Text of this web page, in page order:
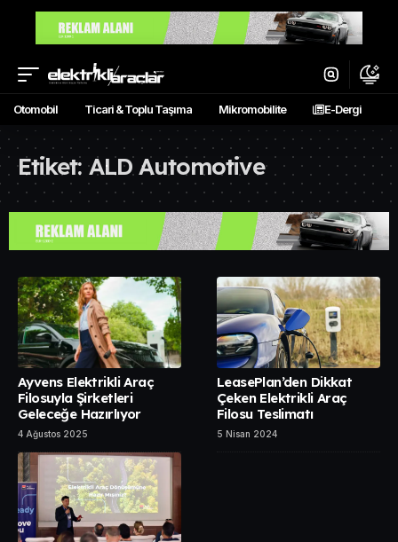
Otomobil Ticari & Toplu Taşıma Mikromobilite E-Dergi
Etiket:ALD Automotive
Ayvens Elektrikli Araç
Filosuyla Şirketleri
Geleceğe Hazırlıyor
4 Ağustos 2025
LeasePlan’den Dikkat
Çeken Elektrikli Araç
Filosu Teslimatı
5 Nisan 2024